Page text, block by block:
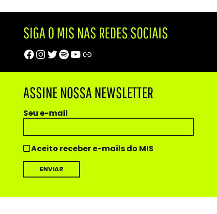
SIGA O MIS NAS REDES SOCIAIS
Facebook
Instagram
Twitter
Spotify
Youtube
Trip Advisor
ASSINE NOSSA NEWSLETTER
Seu e-mail
Aceito receber e-mails do MIS